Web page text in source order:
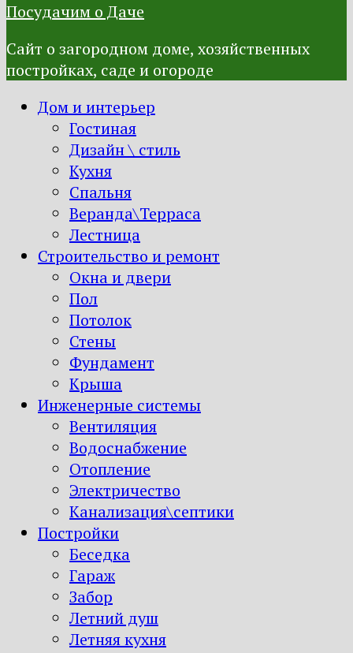
Посудачим о Даче
Сайт о загородном доме, хозяйственных
постройках, саде и огороде
Дом и интерьер
Гостиная
Дизайн \ стиль
Кухня
Спальня
Веранда\Терраса
Лестница
Строительство и ремонт
Окна и двери
Пол
Потолок
Стены
Фундамент
Крыша
Инженерные системы
Вентиляция
Водоснабжение
Отопление
Электричество
Канализация\септики
Постройки
Беседка
Гараж
Забор
Летний душ
Летняя кухня